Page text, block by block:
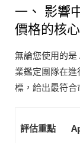
一、 影響
價格的核
無論您使用的
業鑑定團隊在進
標，給出最符合
評估重點